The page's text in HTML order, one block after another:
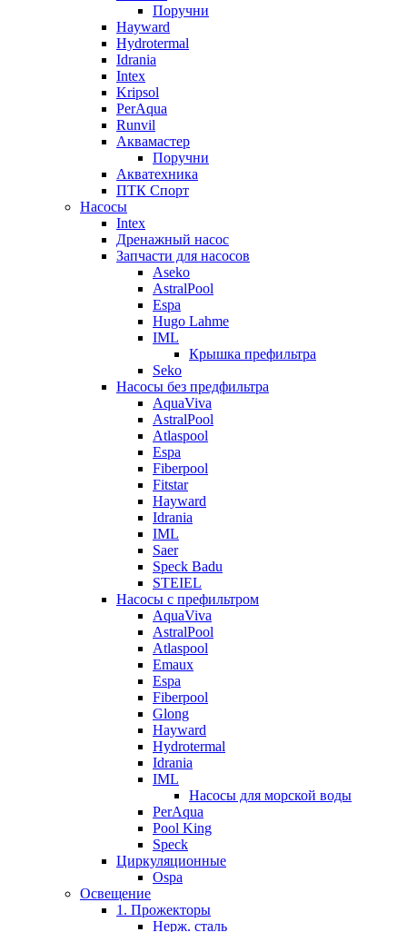
Поручни
Hayward
Hydrotermal
Idrania
Intex
Kripsol
PerAqua
Runvil
Аквамастер
Поручни
Акватехника
ПТК Спорт
Насосы
Intex
Дренажный насос
Запчасти для насосов
Aseko
AstralPool
Espa
Hugo Lahme
IML
Крышка префильтра
Seko
Насосы без предфильтра
AquaViva
AstralPool
Atlaspool
Espa
Fiberpool
Fitstar
Hayward
Idrania
IML
Saer
Speck Badu
STEIEL
Насосы с префильтром
AquaViva
AstralPool
Atlaspool
Emaux
Espa
Fiberpool
Glong
Hayward
Hydrotermal
Idrania
IML
Насосы для морской воды
PerAqua
Pool King
Speck
Циркуляционные
Ospa
Освещение
1. Прожекторы
Нерж. сталь